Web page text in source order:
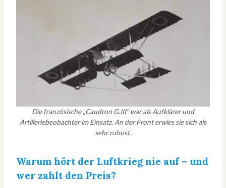
Die französische „Caudron G.III“ war als Aufklärer und
Artilleriebeobachter im Einsatz. An der Front erwies sie sich als
sehr robust.
Warum hört der Luftkrieg nie auf – und
wer zahlt den Preis?